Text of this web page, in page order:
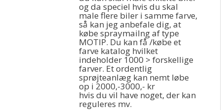
og da speciel hvis du skal
male flere biler i samme farve,
så kan jeg anbefale dig, at
købe spraymailng af type
MOTIP. Du kan få /købe et
farve katalog hvilket
indeholder 1000 > forskellige
farver. Et ordentlig
sprøjteanlæg kan nemt løbe
op i 2000,-3000,- kr
hvis du vil have noget, der kan
reguleres mv.